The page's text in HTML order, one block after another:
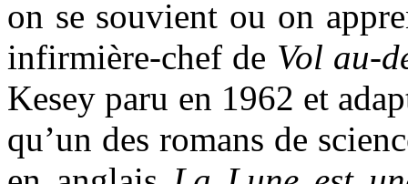
on se souvient ou on
infirmière-chef de Vol au-
Kesey paru en 1962 et
qu’un des romans de